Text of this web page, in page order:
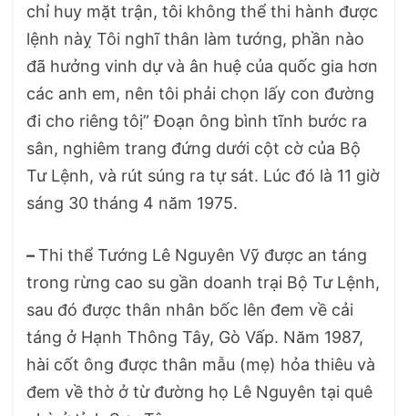
chỉ huy mặt trận, tôi không thể thi hành được
lệnh nàỵ Tôi nghĩ thân làm tướng, phần nào
đã hưởng vinh dự và ân huệ của quốc gia hơn
các anh em, nên tôi phải chọn lấy con đường
đi cho riêng tôị” Đoạn ông bình tĩnh bước ra
sân, nghiêm trang đứng dưới cột cờ của Bộ
Tư Lệnh, và rút súng ra tự sát. Lúc đó là 11 giờ
sáng 30 tháng 4 năm 1975.
–Thi thể Tướng Lê Nguyên Vỹ được an táng
trong rừng cao su gần doanh trại Bộ Tư Lệnh,
sau đó được thân nhân bốc lên đem về cải
táng ở Hạnh Thông Tây, Gò Vấp. Năm 1987,
hài cốt ông được thân mẫu (mẹ) hỏa thiêu và
đem về thờ ở từ đường họ Lê Nguyên tại quê